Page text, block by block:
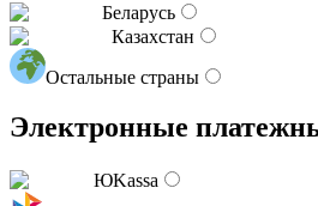
Беларусь
Казахстан
Остальные страны
Электронные
ЮKassa